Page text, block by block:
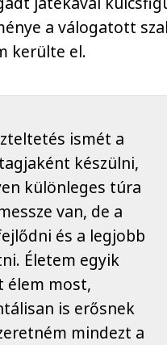
a válogatott
kerülte el.
ismét a
készülni,
különleges túra
van, de a
és a legjobb
Életem egyik
élem most,
is erősnek
mindezt a